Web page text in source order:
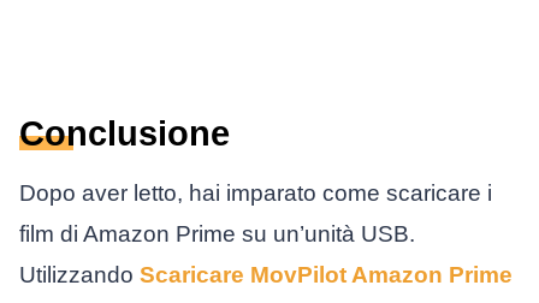
Conclusione
Dopo aver letto, hai imparato come scaricare i
film di Amazon Prime su un’unità USB.
Utilizzando Scaricare MovPilot Amazon Prime